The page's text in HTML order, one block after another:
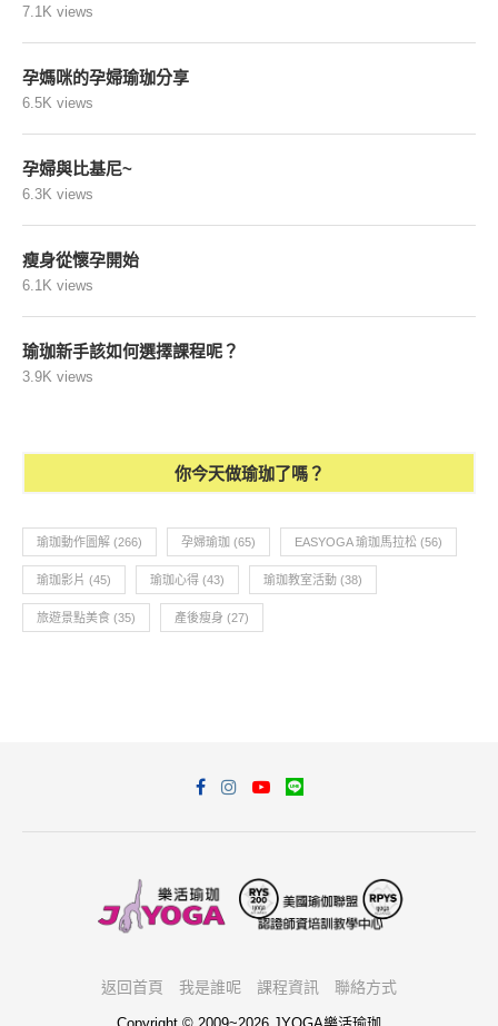
7.1K views
孕媽咪的孕婦瑜珈分享
6.5K views
孕婦與比基尼~
6.3K views
瘦身從懷孕開始
6.1K views
瑜珈新手該如何選擇課程呢？
3.9K views
你今天做瑜珈了嗎？
瑜珈動作圖解 (266) 孕婦瑜珈 (65) EASYOGA 瑜珈馬拉松 (56)
瑜珈影片 (45) 瑜珈心得 (43) 瑜珈教室活動 (38)
旅遊景點美食 (35) 產後瘦身 (27)
返回首頁 我是誰呢 課程資訊 聯絡方式
Copyright © 2009~2026 JYOGA樂活瑜珈